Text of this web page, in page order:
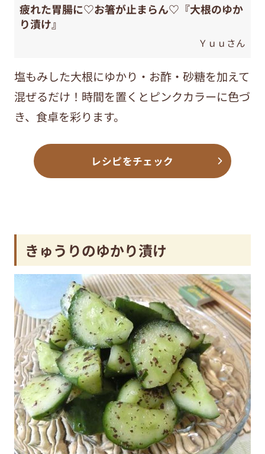
疲れた胃腸に♡お箸が止まらん♡『大根のゆか
り漬け』
Ｙｕｕさん
塩もみした大根にゆかり・お酢・砂糖を加えて
混ぜるだけ！時間を置くとピンクカラーに色づ
き、食卓を彩ります。
レシピをチェック
きゅうりのゆかり漬け